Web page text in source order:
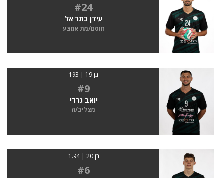
#24
עידן כתריאל
חוסם/מת אמצע
בן 19 | 193
#9
יואב גרדי
מצליב/ה
בן 20 | 1.94
#6